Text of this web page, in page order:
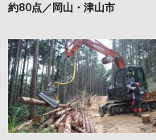
約80点／岡山・津山市